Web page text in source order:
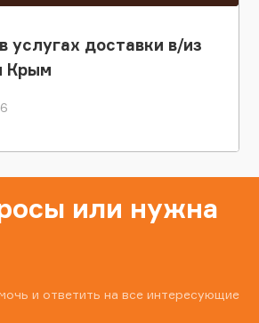
услугах доставки в/из
Крым
или нужна
и ответить на все интересующие